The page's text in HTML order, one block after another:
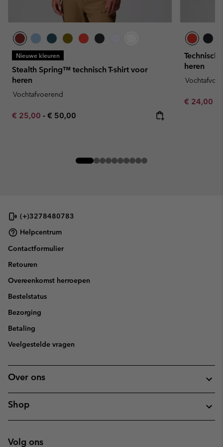
Nieuwe kleuren
Stealth Spring™ technisch T-shirt voor
heren
Vochtafvoerend
Minimum sale price:
€ 25,00 - Maximum price:
€ 50,00
heren
Minimum
€ 24,00
(+)3278480783
Helpcentrum
Contactformulier
Retouren
Overeenkomst herroepen
Bestelstatus
Bezorging
Betaling
Veelgestelde vragen
Over ons
Shop
Volg ons